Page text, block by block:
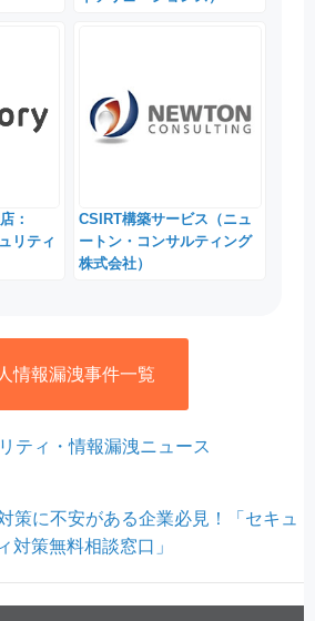
：
リティ
CSIRT構築サービス（ニュ
ートン・コンサルティング
株式会社）
情報漏洩事件一覧
ティ・情報漏洩ニュース
策に不安がある企業必見！「セキュ
対策無料相談窓口」